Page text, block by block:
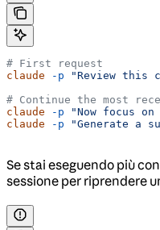
# First request
claude -p "Review this
# Continue the most
claude -p "Now focus
claude -p "Generate a
Se stai eseguendo più
sessione per riprendere